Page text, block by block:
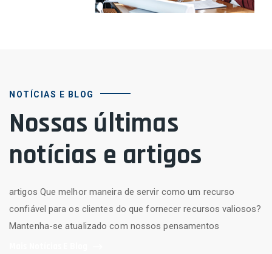
NOTÍCIAS E BLOG
Nossas últimas
notícias e artigos
artigos Que melhor maneira de servir como um recurso
confiável para os clientes do que fornecer recursos valiosos?
Mantenha-se atualizado com nossos pensamentos